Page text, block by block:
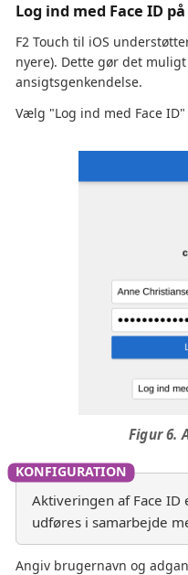
Log ind med Face ID på
F2 Touch til iOS
nyere). Dette gør det
ansigtsgenkendelse.
Vælg "Log ind med Face
Figur 6.
Aktiveringen af Face
udføres i samarbejde
Angiv brugernavn og